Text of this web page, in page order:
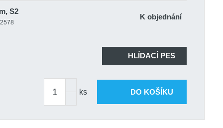
S2
K objednání
K objednání
K objednání
HLÍDACÍ PES
ks DO KOŠÍKU